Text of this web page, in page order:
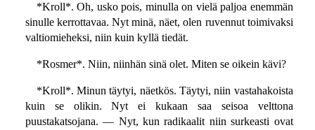
*Kroll*. Oh, usko pois, minulla on vielä paljoa enemmän
sinulle kerrottavaa. Nyt minä, näet, olen ruvennut toimivaksi
valtiomieheksi, niin kuin kyllä tiedät.
*Rosmer*. Niin, niinhän sinä olet. Miten se oikein kävi?
*Kroll*. Minun täytyi, näetkös. Täytyi, niin vastahakoista
kuin se olikin. Nyt ei kukaan saa seisoa velttona
puustakatsojana. — Nyt, kun radikaalit niin surkeasti ovat